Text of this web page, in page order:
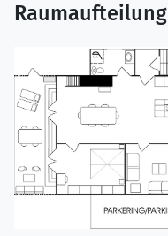
Raumaufteilung